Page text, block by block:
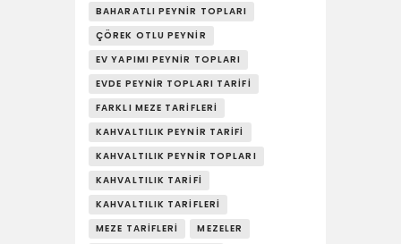
BAHARATLI PEYNIR TOPLARI
ÇÖREK OTLU PEYNIR
EV YAPIMI PEYNIR TOPLARI
EVDE PEYNIR TOPLARI TARIFI
FARKLI MEZE TARIFLERI
KAHVALTILIK PEYNIR TARIFI
KAHVALTILIK PEYNIR TOPLARI
KAHVALTILIK TARIFI
KAHVALTILIK TARIFLERI
MEZE TARIFLERI
MEZELER